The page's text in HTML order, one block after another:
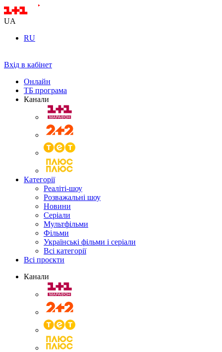
UA
RU
Вхід в кабінет
Онлайн
ТБ програма
Канали
Категорії
Реаліті-шоу
Розважальні шоу
Новини
Серіали
Мультфільми
Фільми
Українські фільми і серіали
Всі категорії
Всі проєкти
Канали